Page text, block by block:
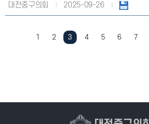
대전중구의회
2025-09-26
1 2 3 4 5 6 7